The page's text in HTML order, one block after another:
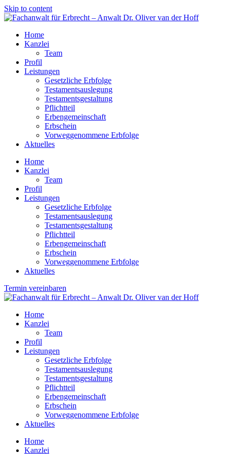
Skip to content
Home
Kanzlei
Team
Profil
Leistungen
Gesetzliche Erbfolge
Testamentsauslegung
Testamentsgestaltung
Pflichtteil
Erbengemeinschaft
Erbschein
Vorweggenommene Erbfolge
Aktuelles
Home
Kanzlei
Team
Profil
Leistungen
Gesetzliche Erbfolge
Testamentsauslegung
Testamentsgestaltung
Pflichtteil
Erbengemeinschaft
Erbschein
Vorweggenommene Erbfolge
Aktuelles
Termin vereinbaren
Home
Kanzlei
Team
Profil
Leistungen
Gesetzliche Erbfolge
Testamentsauslegung
Testamentsgestaltung
Pflichtteil
Erbengemeinschaft
Erbschein
Vorweggenommene Erbfolge
Aktuelles
Home
Kanzlei